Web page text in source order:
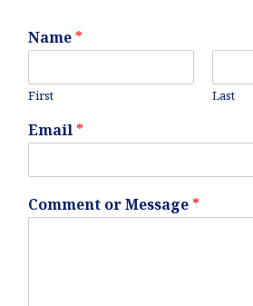
Name *
First Last
Email *
Comment or Message *